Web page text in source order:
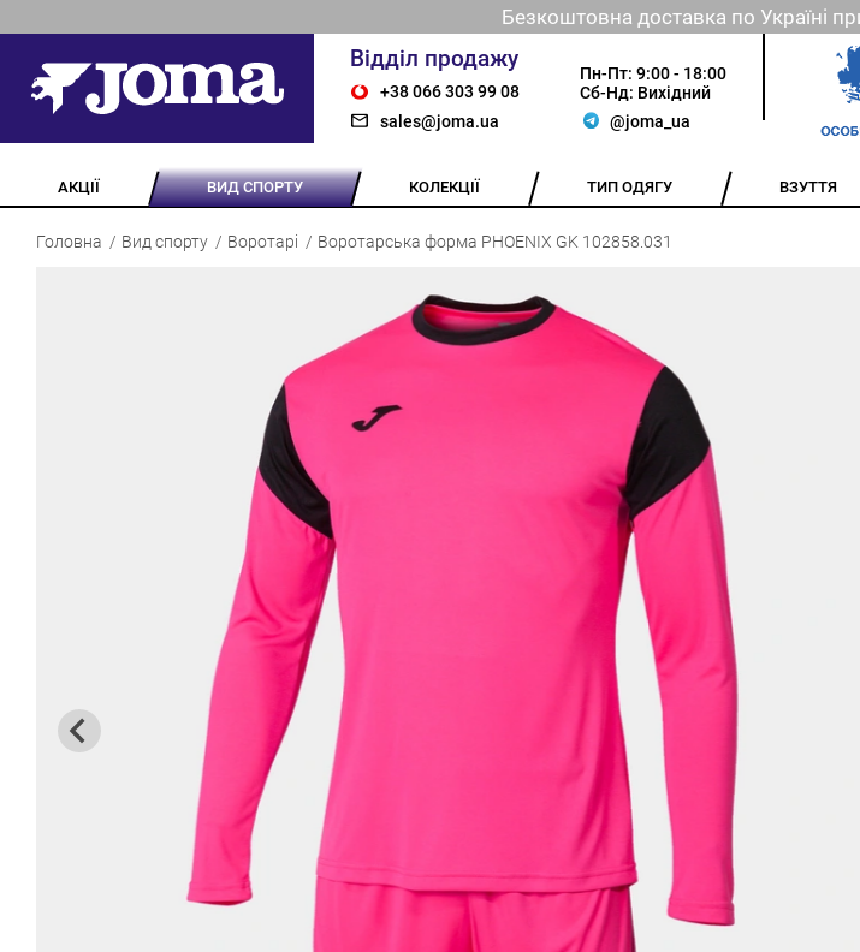
Безкоштовна доставка по Україні
Відділ продажу
+38 066 303 99 08
sales@joma.ua
Пн-Пт: 9:00 - 18:00
Сб-Нд: Вихідний
@joma_ua
АКЦІЇ ВИД СПОРТУ КОЛЕКЦІЇ ТИП ОДЯГУ ВЗУТТЯ
Головна Вид спорту Воротарі Воротарська форма PHOENIX GK 102858.031